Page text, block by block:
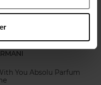
You Absolu Parfum